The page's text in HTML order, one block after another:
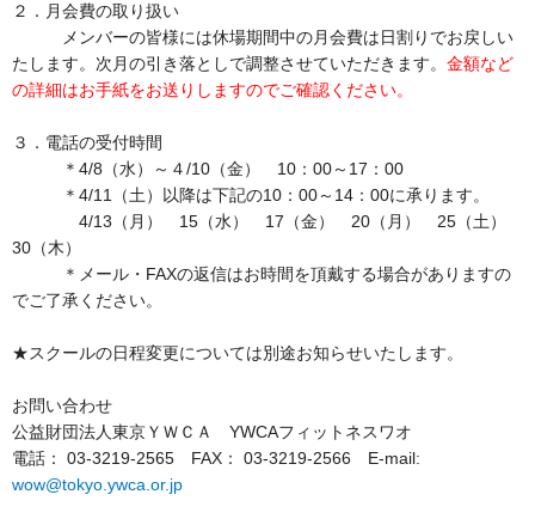
２．月会費の取り扱い
メンバーの皆様には休場期間中の月会費は日割りでお戻しい
たします。次月の引き落としで調整させていただきます。 金額など
の詳細はお手紙をお送りしますのでご確認ください。
３．電話の受付時間
＊4/8（水）～４/10（金） 10：00～17：00
＊4/11（土）以降は下記の10：00～14：00に承ります。
4/13（月） 15（水） 17（金） 20（月） 25（土）
30（木）
＊メール・FAXの返信はお時間を頂戴する場合がありますの
でご了承ください。
★スクールの日程変更については別途お知らせいたします。
お問い合わせ
公益財団法人東京ＹＷＣＡ YWCAフィットネスワオ
電話： 03-3219-2565 FAX： 03-3219-2566 E-mail:
wow@tokyo.ywca.or.jp